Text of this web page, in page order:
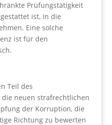
Prüfungstätigkeit
ist, in die
Eine solche
ist für den
Teil des
neuen strafrechtlichen
der Korruption, die
Richtung zu bewerten